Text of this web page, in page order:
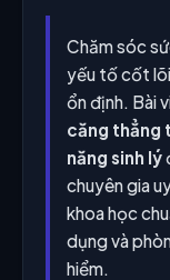
Chăm sóc
yếu tố cốt
ổn định. Bài
căng thẳng
năng sinh lý
chuyên gia
khoa học
dụng và
hiểm.